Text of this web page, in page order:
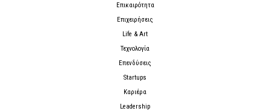
Επικαιρότητα
Επιχειρήσεις
Life & Art
Τεχνολογία
Επενδύσεις
Startups
Καριέρα
Leadership